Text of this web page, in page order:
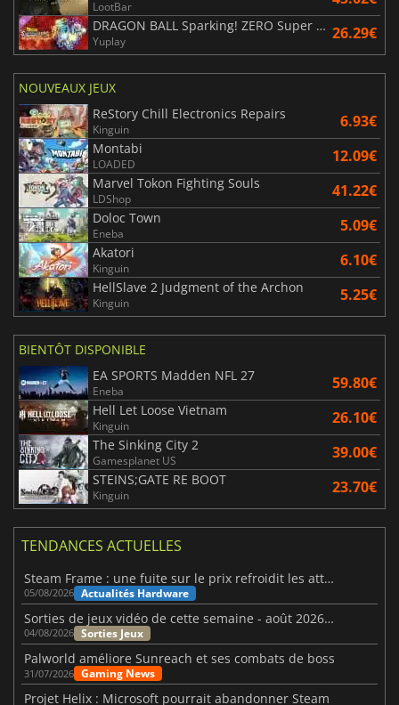
LootBar
DRAGON BALL Sparking! ZERO Super Limit Breaking NEO
Yuplay 26.29€
NOUVEAUX JEUX
ReStory Chill Electronics Repairs
Kinguin 6.93€
Montabi
LOADED 12.09€
Marvel Tokon Fighting Souls
LDShop 41.22€
Doloc Town
Eneba 5.09€
Akatori
Kinguin 6.10€
HellSlave 2 Judgment of the Archon
Kinguin 5.25€
BIENTÔT DISPONIBLE
EA SPORTS Madden NFL 27
Eneba 59.80€
Hell Let Loose Vietnam
Kinguin 26.10€
The Sinking City 2
Gamesplanet US 39.00€
STEINS;GATE RE BOOT
Kinguin 23.70€
TENDANCES ACTUELLES
Steam Frame : une fuite sur le prix refroidit les attentes VR
05/08/2026 Actualités Hardware
Sorties de jeux vidéo de cette semaine - août 2026 (semaine 32)
04/08/2026 Sorties Jeux
Palworld améliore Sunreach et ses combats de boss
31/07/2026 Gaming News
Projet Helix : Microsoft pourrait abandonner Steam